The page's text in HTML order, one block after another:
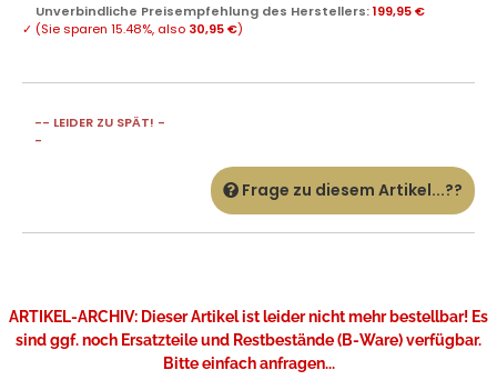
Unverbindliche Preisempfehlung des Herstellers:199,95 €
✓ (Sie sparen 15.48%, also 30,95 €)
-- LEIDER ZU SPÄT! -
-
Frage zu diesem Artikel...??
ARTIKEL-ARCHIV: Dieser Artikel ist leider nicht mehr bestellbar! Es
sind ggf. noch Ersatzteile und Restbestände (B-Ware) verfügbar.
Bitte einfach anfragen...